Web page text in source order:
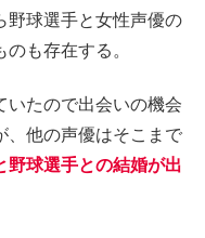
野球選手と女性声優の
も存在する。
いたので出会いの機会
、他の声優はそこまで
野球選手との結婚が出